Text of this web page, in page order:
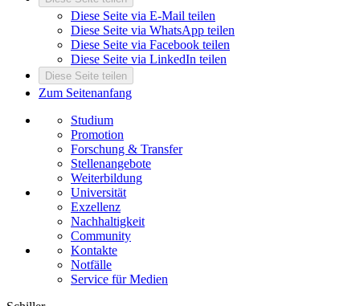
Diese Seite via E-Mail teilen
Diese Seite via WhatsApp teilen
Diese Seite via Facebook teilen
Diese Seite via LinkedIn teilen
Diese Seite teilen
Zum Seitenanfang
Studium
Promotion
Forschung & Transfer
Stellenangebote
Weiterbildung
Universität
Exzellenz
Nachhaltigkeit
Community
Kontakte
Notfälle
Service für Medien